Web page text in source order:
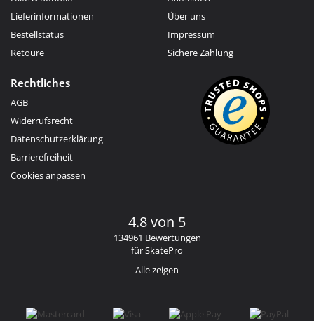
Lieferinformationen
Bestellstatus
Retoure
Über uns
Impressum
Sichere Zahlung
Rechtliches
AGB
Widerrufsrecht
Datenschutzerklärung
Barrierefreiheit
Cookies anpassen
4.8 von 5
134961 Bewertungen
für SkatePro
Alle zeigen